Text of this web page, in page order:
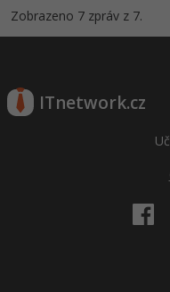
Zobrazeno 7 zpráv z 7.
ITnetwork.cz